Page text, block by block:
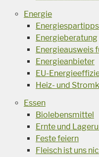
Energie
Energiespartipps
Energieberatung
Energieausweis
Energieanbieter
EU-
Heiz- und
Essen
Biolebensmittel
Ernte und
Feste feiern
Fleisch ist uns